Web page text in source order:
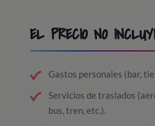
EL PRECIO NO
Gastos personales (bar,
Servicios de traslados
bus, tren, etc.).